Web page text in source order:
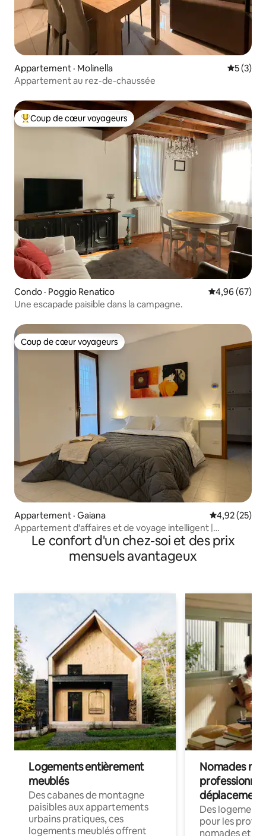
Appartement · Molinella Note
5 (3)
Appartement au rez-de-chaussée
Coup de cœur voyageurs parmi les plus aimés
Coup de cœur voyageurs
Condo · Poggio Renatico Note
4,96 (67)
Une escapade paisible dans la campagne.
Coup de cœur voyageurs
Coup de cœur voyageurs
Appartement · Gaiana Note
4,92 (25)
Appartement d'affaires et de voyage intelligent |
Stationnement privé gratuit
Le confort d'un chez-soi et des prix
mensuels avantageux
Logements entièrement
meublés
Des cabanes de montagne
paisibles aux appartements
urbains pratiques, ces
logements meublés offrent
Nomades
déplacement
Des
pour les